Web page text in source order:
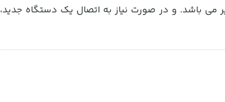
می باشد. و در صورت نیاز به اتصال یک دستگاه جدید،